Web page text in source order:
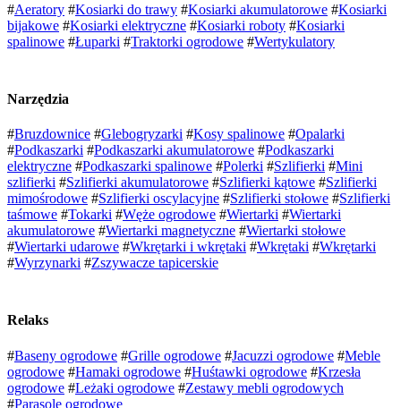
#Aeratory #Kosiarki do trawy #Kosiarki akumulatorowe #Kosiarki
bijakowe #Kosiarki elektryczne #Kosiarki roboty #Kosiarki
spalinowe #Łuparki #Traktorki ogrodowe #Wertykulatory
Narzędzia
#Bruzdownice #Glebogryzarki #Kosy spalinowe #Opalarki
#Podkaszarki #Podkaszarki akumulatorowe #Podkaszarki
elektryczne #Podkaszarki spalinowe #Polerki #Szlifierki #Mini
szlifierki #Szlifierki akumulatorowe #Szlifierki kątowe #Szlifierki
mimośrodowe #Szlifierki oscylacyjne #Szlifierki stołowe #Szlifierki
taśmowe #Tokarki #Węże ogrodowe #Wiertarki #Wiertarki
akumulatorowe #Wiertarki magnetyczne #Wiertarki stołowe
#Wiertarki udarowe #Wkrętarki i wkrętaki #Wkrętaki #Wkrętarki
#Wyrzynarki #Zszywacze tapicerskie
Relaks
#Baseny ogrodowe #Grille ogrodowe #Jacuzzi ogrodowe #Meble
ogrodowe #Hamaki ogrodowe #Huśtawki ogrodowe #Krzesła
ogrodowe #Leżaki ogrodowe #Zestawy mebli ogrodowych
#Parasole ogrodowe